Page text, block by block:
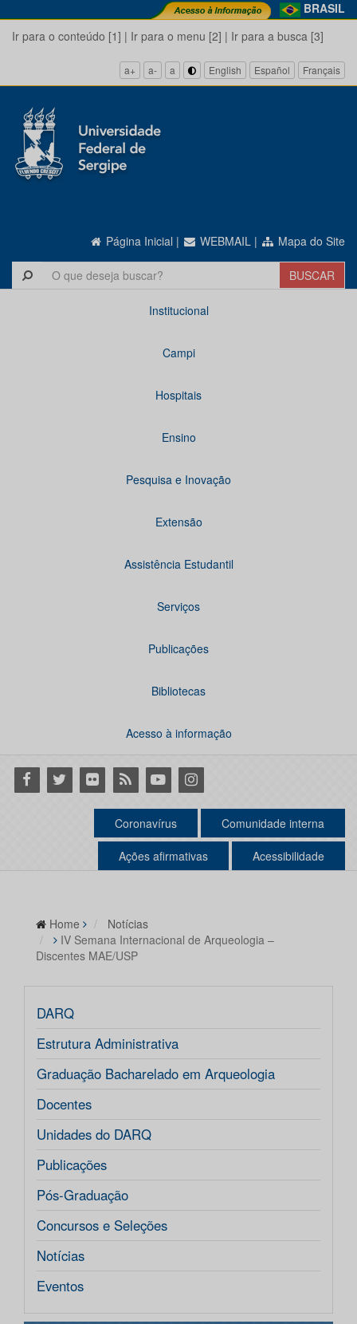
BRASIL
Ir para o conteúdo [1] | Ir para o menu [2] | Ir para a busca [3]
a+ a- a English Español Français
Página Inicial | WEBMAIL | Mapa do Site
Institucional
Campi
Hospitais
Ensino
Pesquisa e Inovação
Extensão
Assistência Estudantil
Serviços
Publicações
Bibliotecas
Acesso à informação
Facebook
Twitter Flickr RSS YoutubeInstagram
Coronavírus Comunidade interna
Ações afirmativas Acessibilidade
Home
Notícias
IV Semana Internacional de Arqueologia –
Discentes MAE/USP
DARQ
Estrutura Administrativa
Graduação Bacharelado em Arqueologia
Docentes
Unidades do DARQ
Publicações
Pós-Graduação
Concursos e Seleções
Notícias
Eventos